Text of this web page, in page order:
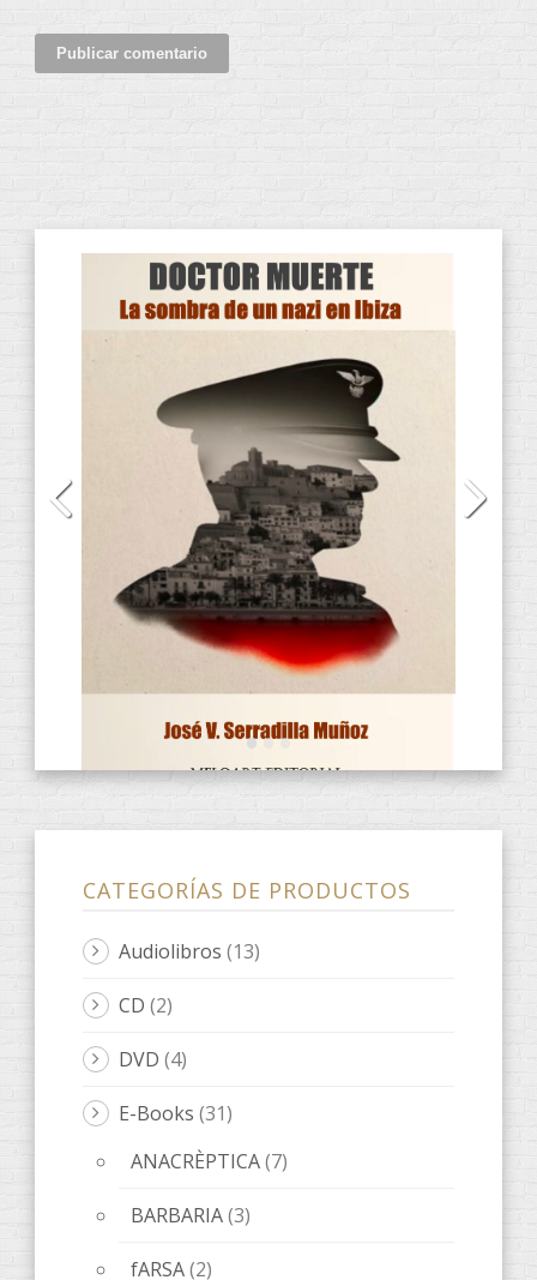
CATEGORÍAS DE PRODUCTOS
Audiolibros(13)
E-Books(31)
ANACRÈPTICA(7)
fARSA(2)
ObScena(1)
ONES DE POESIA(9)
Quaderns d'artista (3)
LeOigo
ILLOTS
Libros LeOigo
Música (8)
Poesía(6)
Relatos(20)